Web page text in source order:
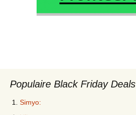
Populaire Black Friday Deals
Simyo: